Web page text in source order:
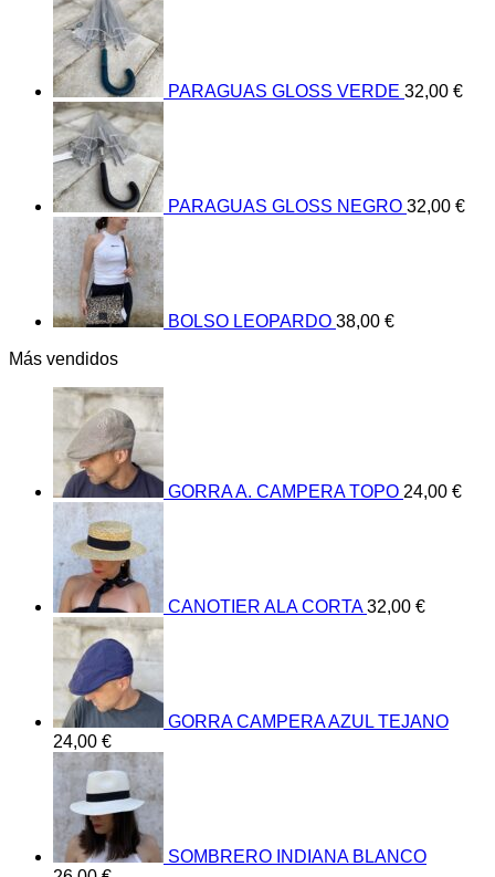
PARAGUAS GLOSS VERDE 32,00 €
PARAGUAS GLOSS NEGRO 32,00 €
BOLSO LEOPARDO 38,00 €
Más vendidos
GORRA A. CAMPERA TOPO 24,00 €
CANOTIER ALA CORTA 32,00 €
GORRA CAMPERA AZUL TEJANO
24,00 €
SOMBRERO INDIANA BLANCO